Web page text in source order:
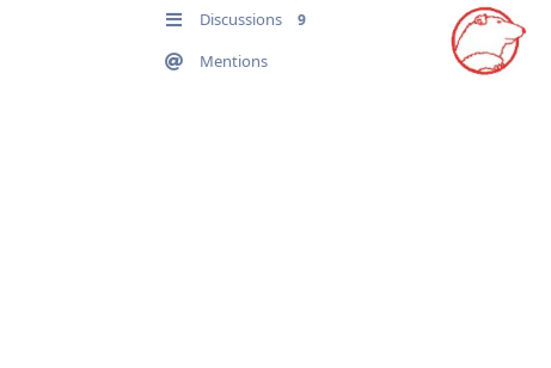
Discussions 9
Mentions